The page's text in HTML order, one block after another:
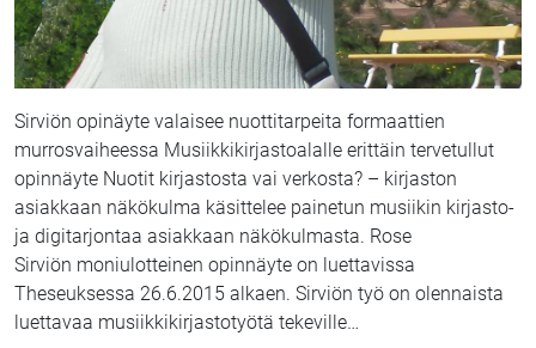
Sirviön opinäyte valaisee nuottitarpeita formaattien
murrosvaiheessa Musiikkikirjastoalalle erittäin tervetullut
opinnäyte Nuotit kirjastosta vai verkosta? – kirjaston
asiakkaan näkökulma käsittelee painetun musiikin kirjasto-
ja digitarjontaa asiakkaan näkökulmasta. Rose
Sirviön moniulotteinen opinnäyte on luettavissa
Theseuksessa 26.6.2015 alkaen. Sirviön työ on olennaista
luettavaa musiikkikirjastotyötä tekeville…